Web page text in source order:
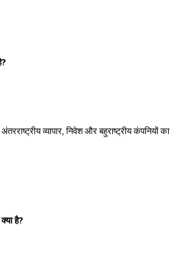
व्यापार, निवेश और बहुराष्ट्रीय कंपनियों का
है?